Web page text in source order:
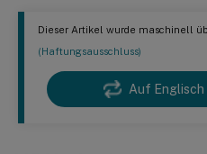
Dieser Artikel wurde maschinell
(Haftungsausschluss)
Auf Englisch